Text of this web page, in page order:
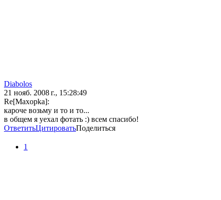
Diabolos
21 нояб. 2008 г., 15:28:49
Re[Maxopka]:
кароче возьму и то и то...
в общем я уехал фотать :) всем спасибо!
ОтветитьЦитироватьПоделиться
1